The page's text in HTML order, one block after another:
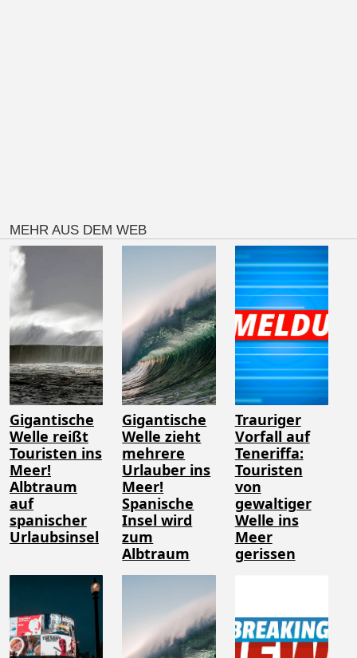
MEHR AUS DEM WEB
Gigantische
Welle reißt
Touristen ins
Meer!
Albtraum
auf
spanischer
Urlaubsinsel
Gigantische
Welle zieht
mehrere
Urlauber ins
Meer!
Spanische
Insel wird
zum
Albtraum
Trauriger
Vorfall auf
Teneriffa:
Touristen
von
gewaltiger
Welle ins
Meer
gerissen